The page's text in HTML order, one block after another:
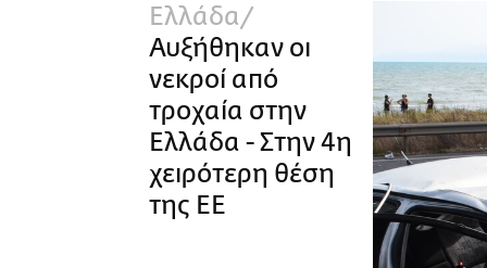
PRINT
Science
European Lifo
Ελλάδα
Αυξήθηκαν οι
νεκροί από
τροχαία στην
Ελλάδα - Στην 4η
χειρότερη θέση
της ΕΕ